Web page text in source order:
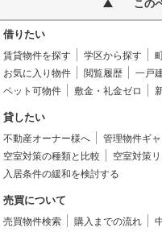
この
借りたい
賃貸物件を探す 学区から探す
お気に入り物件
閲覧履歴 一戸
ペット可物件
敷金・礼金ゼロ
貸したい
不動産オーナー様へ 管理物件ギ
空室対策の種類と比較
空室対策
入居条件の緩和を検討する
売買について
売買物件検索 購入までの流れ